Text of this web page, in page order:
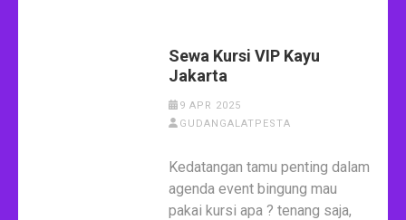
Sewa Kursi VIP Kayu
Jakarta
9 APR 2025
GUDANGALATPESTA
Kedatangan tamu penting dalam
agenda event bingung mau
pakai kursi apa ? tenang saja,